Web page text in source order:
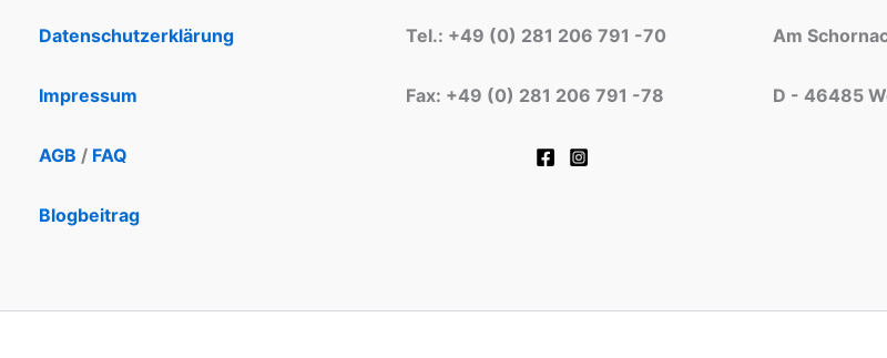
Datenschutzerklärung
Impressum
AGB / FAQ
Blogbeitrag
Tel.: +49 (0) 281 206 791 -70
Fax: +49 (0) 281 206 791 -78
Am
D - 46485